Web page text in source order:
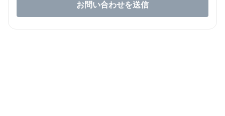
お問い合わせを送信